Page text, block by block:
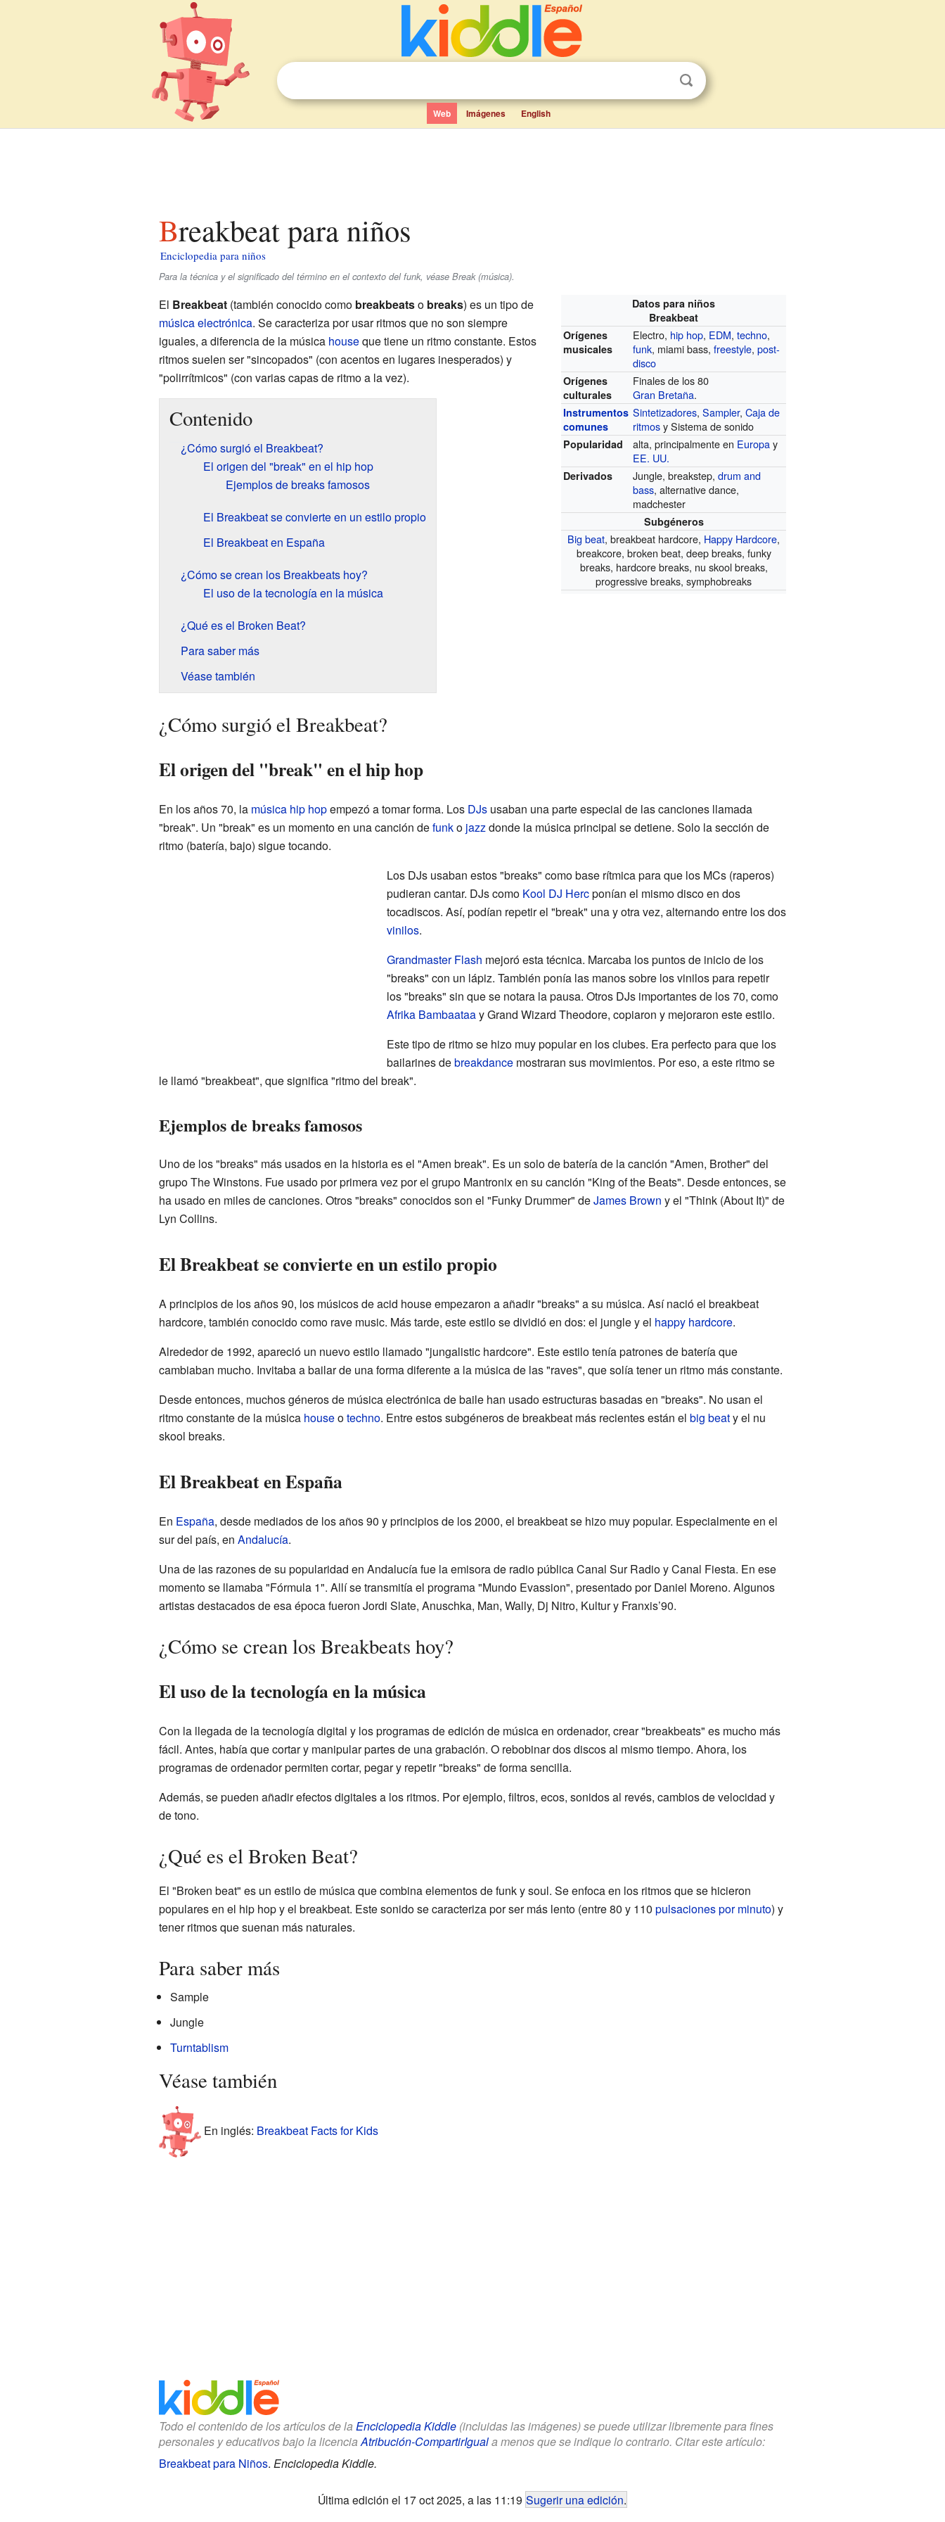
Web Imágenes English
Breakbeat para niños
Enciclopedia para niños
Para la técnica y el significado del término en el contexto del funk, véase Break (música).
Datos para niños
Breakbeat
Orígenes
musicales
Electro, hip hop, EDM,techno,
funk, miami bass,freestyle,post-
disco
Orígenes
culturales
Finales de los 80
Gran Bretaña.
Instrumentos
comunes
Sintetizadores,Sampler,Caja de
ritmosy Sistema de sonido
Popularidad alta, principalmente en Europay
EE. UU.
Derivados Jungle, breakstep,drum and
bass, alternative dance,
madchester
Subgéneros
Big beat, breakbeat hardcore, Happy Hardcore,
breakcore, broken beat, deep breaks, funky
breaks, hardcore breaks, nu skool breaks,
progressive breaks, symphobreaks
El Breakbeat(también conocido como breakbeatso breaks) es un tipo de
música electrónica. Se caracteriza por usar ritmos que no son siempre
iguales, a diferencia de la música houseque tiene un ritmo constante. Estos
ritmos suelen ser "sincopados" (con acentos en lugares inesperados) y
"polirrítmicos" (con varias capas de ritmo a la vez).
Contenido
¿Cómo surgió el Breakbeat?
El origen del "break" en el hip hop
Ejemplos de breaks famosos
El Breakbeat se convierte en un estilo propio
El Breakbeat en España
¿Cómo se crean los Breakbeats hoy?
El uso de la tecnología en la música
¿Qué es el Broken Beat?
Para saber más
Véase también
¿Cómo surgió el Breakbeat?
El origen del "break" en el hip hop
En los años 70, la música hip hopempezó a tomar forma. Los DJsusaban una parte especial de las canciones llamada
"break". Un "break" es un momento en una canción defunko jazzdonde la música principal se detiene. Solo la sección de
ritmo (batería, bajo) sigue tocando.
Los DJs usaban estos "breaks" como base rítmica para que los MCs (raperos)
pudieran cantar. DJs como Kool DJ Hercponían el mismo disco en dos
tocadiscos. Así, podían repetir el "break" una y otra vez, alternando entre los dos
vinilos.
Grandmaster Flash mejoró esta técnica. Marcaba los puntos de inicio de los
"breaks" con un lápiz. También ponía las manos sobre los vinilos para repetir
los "breaks" sin que se notara la pausa. Otros DJs importantes de los 70, como
Afrika Bambaataay Grand Wizard Theodore, copiaron y mejoraron este estilo.
Este tipo de ritmo se hizo muy popular en los clubes. Era perfecto para que los
bailarines debreakdancemostraran sus movimientos. Por eso, a este ritmo se
le llamó "breakbeat", que significa "ritmo del break".
Ejemplos de breaks famosos
Uno de los "breaks" más usados en la historia es el "Amen break". Es un solo de batería de la canción "Amen, Brother" del
grupo The Winstons. Fue usado por primera vez por el grupo Mantronix en su canción "King of the Beats". Desde entonces, se
ha usado en miles de canciones. Otros "breaks" conocidos son el "Funky Drummer" deJames Brown y el "Think (About It)" de
Lyn Collins.
El Breakbeat se convierte en un estilo propio
A principios de los años 90, los músicos de acid house empezaron a añadir "breaks" a su música. Así nació el breakbeat
hardcore, también conocido como rave music. Más tarde, este estilo se dividió en dos: el jungle y el happy hardcore.
Alrededor de 1992, apareció un nuevo estilo llamado "jungalistic hardcore". Este estilo tenía patrones de batería que
cambiaban mucho. Invitaba a bailar de una forma diferente a la música de las "raves", que solía tener un ritmo más constante.
Desde entonces, muchos géneros de música electrónica de baile han usado estructuras basadas en "breaks". No usan el
ritmo constante de la música houseotechno. Entre estos subgéneros de breakbeat más recientes están el big beaty el nu
skool breaks.
El Breakbeat en España
En España, desde mediados de los años 90 y principios de los 2000, el breakbeat se hizo muy popular. Especialmente en el
sur del país, en Andalucía.
Una de las razones de su popularidad en Andalucía fue la emisora de radio pública Canal Sur Radio y Canal Fiesta. En ese
momento se llamaba "Fórmula 1". Allí se transmitía el programa "Mundo Evassion", presentado por Daniel Moreno. Algunos
artistas destacados de esa época fueron Jordi Slate, Anuschka, Man, Wally, Dj Nitro, Kultur y Franxis’90.
¿Cómo se crean los Breakbeats hoy?
El uso de la tecnología en la música
Con la llegada de la tecnología digital y los programas de edición de música en ordenador, crear "breakbeats" es mucho más
fácil. Antes, había que cortar y manipular partes de una grabación. O rebobinar dos discos al mismo tiempo. Ahora, los
programas de ordenador permiten cortar, pegar y repetir "breaks" de forma sencilla.
Además, se pueden añadir efectos digitales a los ritmos. Por ejemplo, filtros, ecos, sonidos al revés, cambios de velocidad y
de tono.
¿Qué es el Broken Beat?
El "Broken beat" es un estilo de música que combina elementos de funk y soul. Se enfoca en los ritmos que se hicieron
populares en el hip hop y el breakbeat. Este sonido se caracteriza por ser más lento (entre 80 y 110 pulsaciones por minuto) y
tener ritmos que suenan más naturales.
Para saber más
Sample
Jungle
Turntablism
Véase también
En inglés: Breakbeat Facts for Kids
Todo el contenido de los artículos de la Enciclopedia Kiddle(incluidas las imágenes) se puede utilizar libremente para fines
personales y educativos bajo la licenciaAtribución-CompartirIguala menos que se indique lo contrario. Citar este artículo:
Breakbeat para Niños. Enciclopedia Kiddle.
Última edición el 17 oct 2025, a las 11:19 Sugerir una edición.